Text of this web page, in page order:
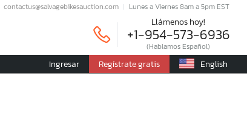
contactus@salvagebikesauction.com Lunes a Viernes 8am a 5pm EST
Llámenos hoy!
+1-954-573-6936
(Hablamos Español)
Ingresar Regístrate gratis English